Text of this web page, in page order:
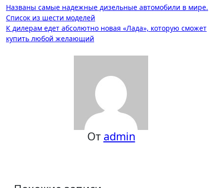
Навигация
по
записям
Названы самые надежные дизельные автомобили в мире.
Список из шести моделей
К дилерам едет абсолютно новая «Лада», которую сможет
купить любой желающий
От admin